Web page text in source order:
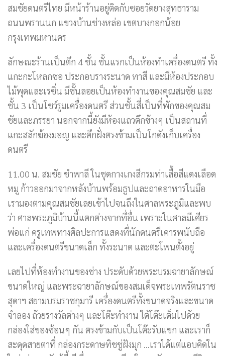
สมชัยดนตรีไทย มีหน้าร้านอยู่ติดกับซอยวัดยางสุทธาราม
ถนนพรานนก แขวงบ้านช่างหล่อ เขตบางกอกน้อย
กรุงเทพมหานคร
ลักษณะร้านเป็นตึก 4 ชั้น ชั้นแรกเป็นห้องทำเครื่องดนตรี ทั้ง
แกะกะโหลกซอ ประกอบรางระนาด ทาสี และมีห้องประกอบ
ไม้พุดและเรซิ่น มีชั้นลอยเป็นห้องทำงานของคุณสมชัย และ
ชั้น 3 เป็นโชว์รูมเครื่องดนตรี ส่วนชั้นสี่เป็นที่พักของคุณสม
ชัยและภรรยา นอกจากนี้ยังมีห้องแถวตึกข้างๆ เป็นสถานที่
แกะสลักฆ้องมอญ และตึกฝั่งตรงข้ามเป็นโกดังเก็บเครื่อง
ดนตรี
11.00 น. สมชัย ชำพาลี ในชุดกางเกงสีกรมท่าเสื้อสีแดงเลือด
หมู ก้าวออกมาจากหลังบ้านพร้อมธูปและถาดอาหารในมือ
เรามองตามคุณสมชัยเลยเข้าไปจนถึงในศาลพระภูมิและพบ
ว่า ศาลพระภูมิบ้านนี้แตกต่างจากที่อื่น เพราะในศาลมีเศียร
พ่อแก่ ครูเทพทางศิลปะการแสดงที่นักดนตรีเคารพนับถือ
และเครื่องดนตรีขนาดเล็ก ทั้งระนาด และตะโพนตั้งอยู่
เลยไปที่ห้องทำงานของช่าง ประดับด้วยพระบรมฉายาลักษณ์
ขนาดใหญ่ และพระฉายาลักษณ์ของสมเด็จพระเทพรัตนราช
สุดาฯ สยามบรมราชกุมารี เครื่องดนตรีทั้งขนาดจริงและขนาด
จำลอง ถ้วยรางวัลต่างๆ และโต๊ะทำงาน ใต้โต๊ะเต็มไปด้วย
กล่องใส่ของซ้อนๆ กัน ตรงข้ามกับเป็นโต๊ะรับแขก และเราก็
สะดุดสายตาที่ กล่องกระดาษทิชชู่ฝังมุก …เราได้แต่แอบคิดใน